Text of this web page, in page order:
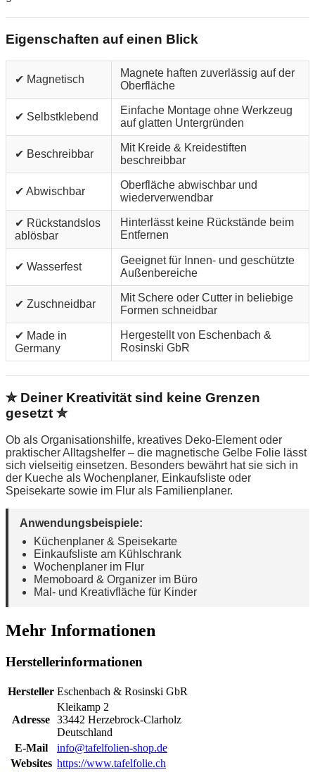
Eigenschaften auf einen Blick
✔ Magnetisch
Magnete haften zuverlässig auf der
Oberfläche
✔ Selbstklebend
Einfache Montage ohne Werkzeug
auf glatten Untergründen
✔ Beschreibbar
Mit Kreide & Kreidestiften
beschreibbar
✔ Abwischbar
Oberfläche abwischbar und
wiederverwendbar
✔ Rückstandslos
ablösbar
Hinterlässt keine Rückstände beim
Entfernen
✔ Wasserfest
Geeignet für Innen- und geschützte
Außenbereiche
✔ Zuschneidbar
Mit Schere oder Cutter in beliebige
Formen schneidbar
✔ Made in
Germany
Hergestellt von Eschenbach &
Rosinski GbR
✮ Deiner Kreativität sind keine Grenzen
gesetzt ✮
Ob als Organisationshilfe, kreatives Deko-Element oder
praktischer Alltagshelfer – die magnetische Gelbe Folie lässt
sich vielseitig einsetzen. Besonders bewährt hat sie sich in
der Kueche als Wochenplaner, Einkaufsliste oder
Speisekarte sowie im Flur als Familienplaner.
Anwendungsbeispiele:
Küchenplaner & Speisekarte
Einkaufsliste am Kühlschrank
Wochenplaner im Flur
Memoboard & Organizer im Büro
Mal- und Kreativfläche für Kinder
Mehr Informationen
Herstellerinformationen
Hersteller Eschenbach & Rosinski GbR
Adresse
Kleikamp 2
33442 Herzebrock-Clarholz
Deutschland
E-Mail
info@tafelfolien-shop.de
Websites https://www.tafelfolie.ch